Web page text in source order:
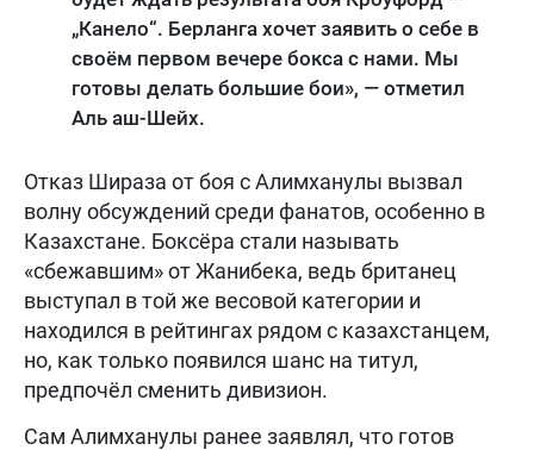
„Канело“. Берланга хочет заявить о себе в
своём первом вечере бокса с нами. Мы
готовы делать большие бои», — отметил
Аль аш-Шейх.
Отказ Шираза от боя с Алимханулы вызвал
волну обсуждений среди фанатов, особенно в
Казахстане. Боксёра стали называть
«сбежавшим» от Жанибека, ведь британец
выступал в той же весовой категории и
находился в рейтингах рядом с казахстанцем,
но, как только появился шанс на титул,
предпочёл сменить дивизион.
Сам Алимханулы ранее заявлял, что готов